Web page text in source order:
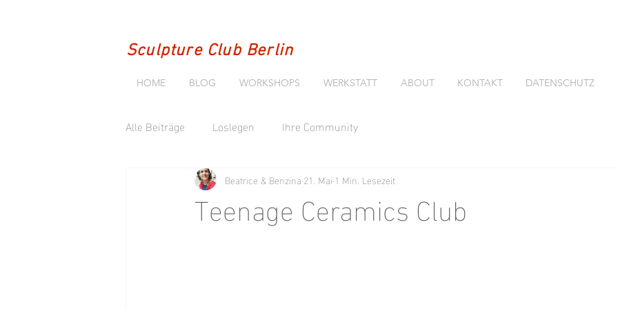
Sculpture Club Berlin
HOME BLOG WORKSHOPS WERKSTATT ABOUT KONTAKT DATENSCHUTZ
Alle Beiträge Loslegen Ihre Community
Teenage Ceramics Club
Beatrice & Benzina 21. Mai 1 Min. Lesezeit